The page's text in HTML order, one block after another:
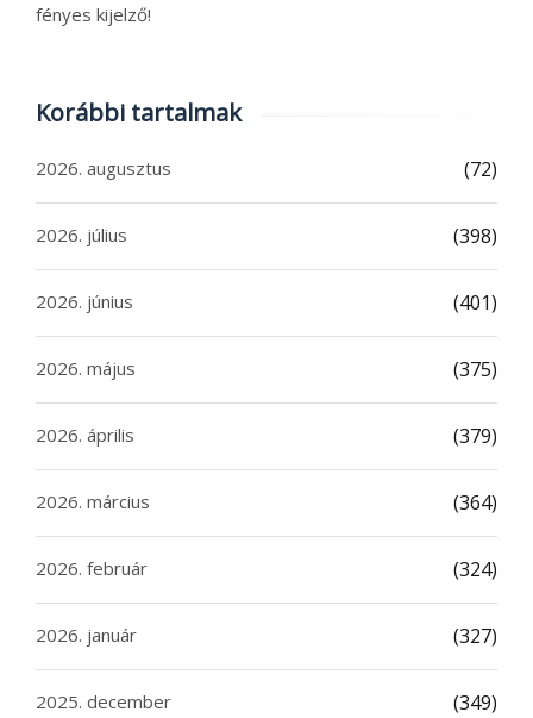
fényes kijelző!
Korábbi tartalmak
2026. augusztus (72)
2026. július (398)
2026. június (401)
2026. május (375)
2026. április (379)
2026. március (364)
2026. február (324)
2026. január (327)
2025. december (349)